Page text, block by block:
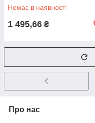
Немає в наявності
1 495,66 ₴
Про нас